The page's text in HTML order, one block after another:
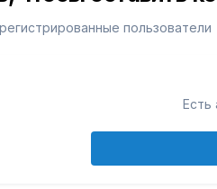
пользователи
Есть